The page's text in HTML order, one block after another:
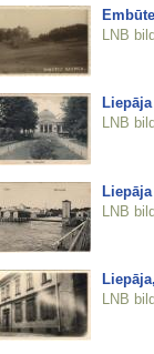
LNB
LNB
LNB
LNB